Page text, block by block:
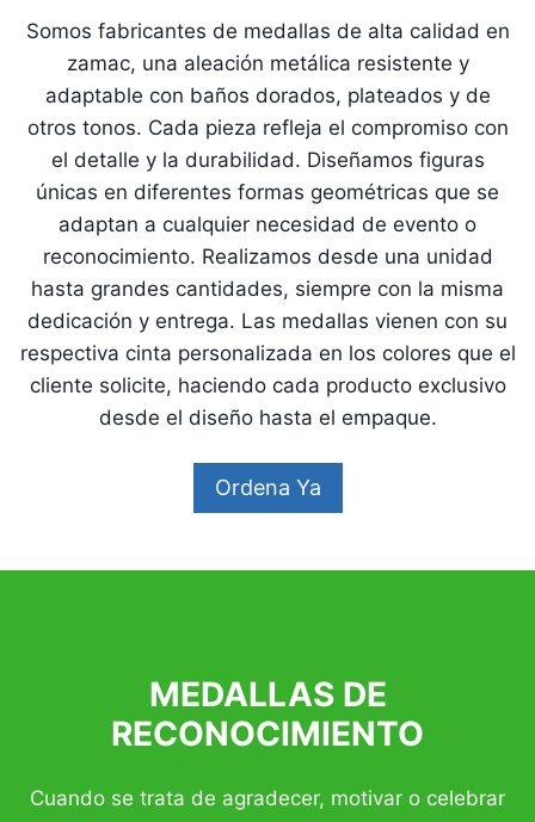
Somos fabricantes de medallas de alta calidad en
zamac, una aleación metálica resistente y
adaptable con baños dorados, plateados y de
otros tonos. Cada pieza refleja el compromiso con
el detalle y la durabilidad. Diseñamos figuras
únicas en diferentes formas geométricas que se
adaptan a cualquier necesidad de evento o
reconocimiento. Realizamos desde una unidad
hasta grandes cantidades, siempre con la misma
dedicación y entrega. Las medallas vienen con su
respectiva cinta personalizada en los colores que el
cliente solicite, haciendo cada producto exclusivo
desde el diseño hasta el empaque.
Ordena Ya
MEDALLAS DE
RECONOCIMIENTO
Cuando se trata de agradecer, motivar o celebrar